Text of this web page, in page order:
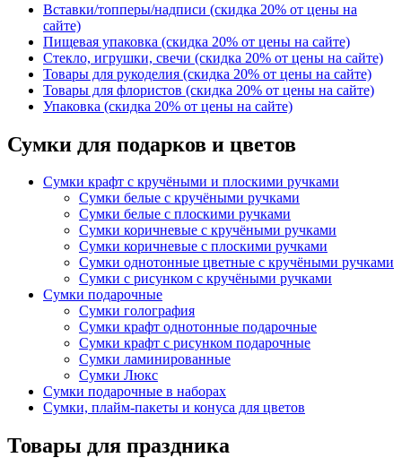
Вставки/топперы/надписи (скидка 20% от цены на
сайте)
Пищевая упаковка (скидка 20% от цены на сайте)
Стекло, игрушки, свечи (скидка 20% от цены на сайте)
Товары для рукоделия (скидка 20% от цены на сайте)
Товары для флористов (скидка 20% от цены на сайте)
Упаковка (скидка 20% от цены на сайте)
Сумки для подарков и цветов
Сумки крафт с кручёными и плоскими ручками
Сумки белые с кручёными ручками
Сумки белые с плоскими ручками
Сумки коричневые с кручёными ручками
Сумки коричневые с плоскими ручками
Сумки однотонные цветные с кручёными ручками
Сумки с рисунком с кручёными ручками
Сумки подарочные
Сумки голография
Сумки крафт однотонные подарочные
Сумки крафт с рисунком подарочные
Сумки ламинированные
Сумки Люкс
Сумки подарочные в наборах
Сумки, плайм-пакеты и конуса для цветов
Товары для праздника